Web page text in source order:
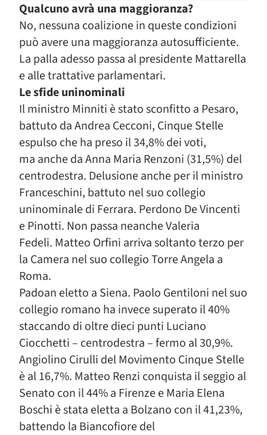
Qualcuno avrà una maggioranza?
No, nessuna coalizione in queste condizioni
può avere una maggioranza autosufficiente.
La palla adesso passa al presidente Mattarella
e alle trattative parlamentari.
Le sfide uninominali
Il ministro Minniti è stato sconfitto a Pesaro,
battuto da Andrea Cecconi, Cinque Stelle
espulso che ha preso il 34,8% dei voti,
ma anche da Anna Maria Renzoni (31,5%) del
centrodestra. Delusione anche per il ministro
Franceschini, battuto nel suo collegio
uninominale di Ferrara. Perdono De Vincenti
e Pinotti. Non passa neanche Valeria
Fedeli. Matteo Orfini arriva soltanto terzo per
la Camera nel suo collegio Torre Angela a
Roma.
Padoan eletto a Siena. Paolo Gentiloni nel suo
collegio romano ha invece superato il 40%
staccando di oltre dieci punti Luciano
Ciocchetti – centrodestra – fermo al 30,9%.
Angiolino Cirulli del Movimento Cinque Stelle
è al 16,7%. Matteo Renzi conquista il seggio al
Senato con il 44% a Firenze e Maria Elena
Boschi è stata eletta a Bolzano con il 41,23%,
battendo la Biancofiore del